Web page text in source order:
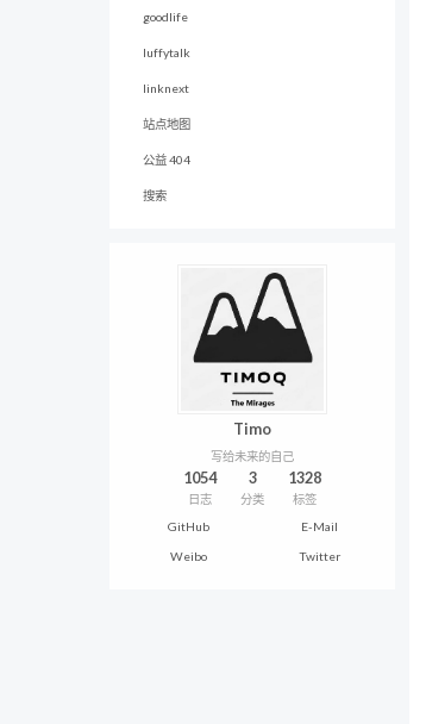
goodlife
luffytalk
linknext
站点地图
公益 404
搜索
Timo
写给未来的自己
1054
日志
3
分类
1328
标签
GitHub
E-Mail
Weibo Twitter